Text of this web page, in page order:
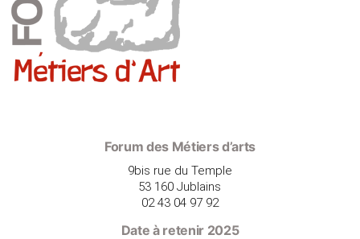
Forum des Métiers d’arts
9bis rue du Temple
53 160 Jublains
02 43 04 97 92
Date à retenir 2025